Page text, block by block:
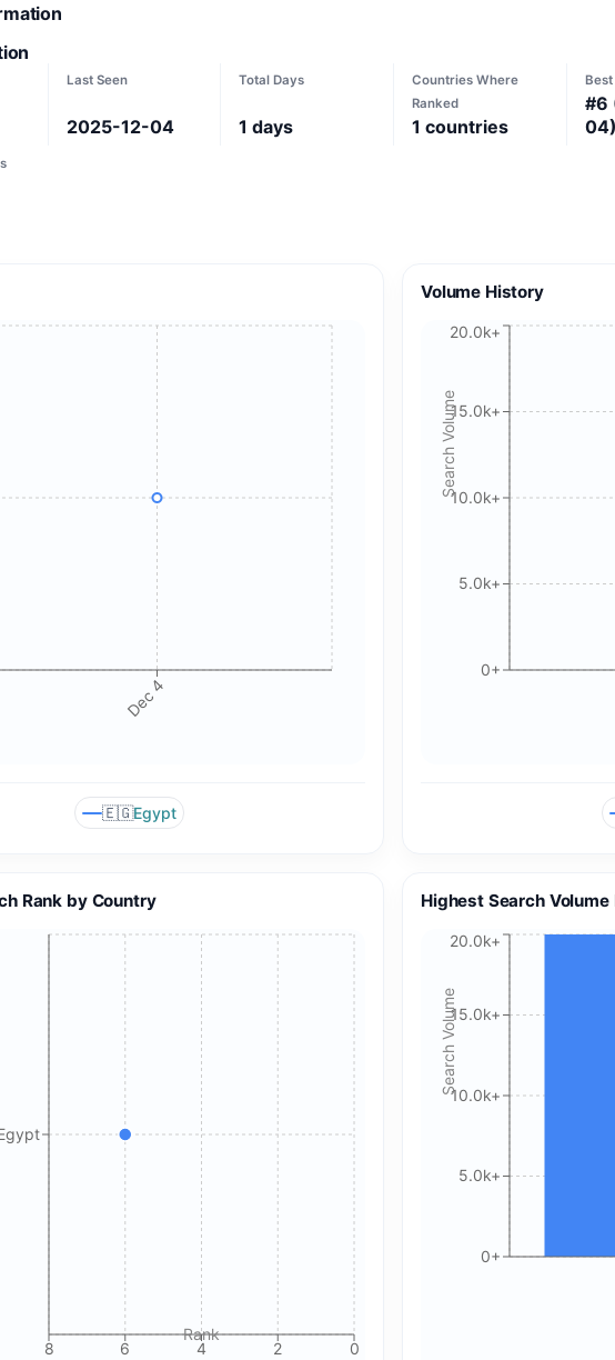
🍪 Cookie & ad choices
On the web, Google AdSense and GA4 may use cookies and
similar technologies. In apps, Google AdMob and Firebase
Analytics may use device identifiers. See our Privacy Policy
Accept All Cookies Accept Essential Only
Please review our privacy policy for more details.
Last Seen
2025-12-04
Total Days
1 days
Countries Where
Ranked
1 countries
Best
#6
04)
Dec 4
🇪🇬Egypt
Volume History
0+
5.0k+
10.0k+
15.0k+
20.0k+
Search Volume
Rank by Country
0
2
4
6
8
Rank
Highest Search
0+
5.0k+
10.0k+
15.0k+
20.0k+
Search Volume